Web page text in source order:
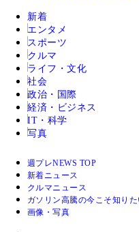
新着
エンタメ
スポーツ
クルマ
ライフ・文化
社会
政治・国際
経済・ビジネス
IT・科学
写真
週プレNEWS TOP
新着ニュース
クルマニュース
ガソリン高騰の今こそ知り
画像・写真